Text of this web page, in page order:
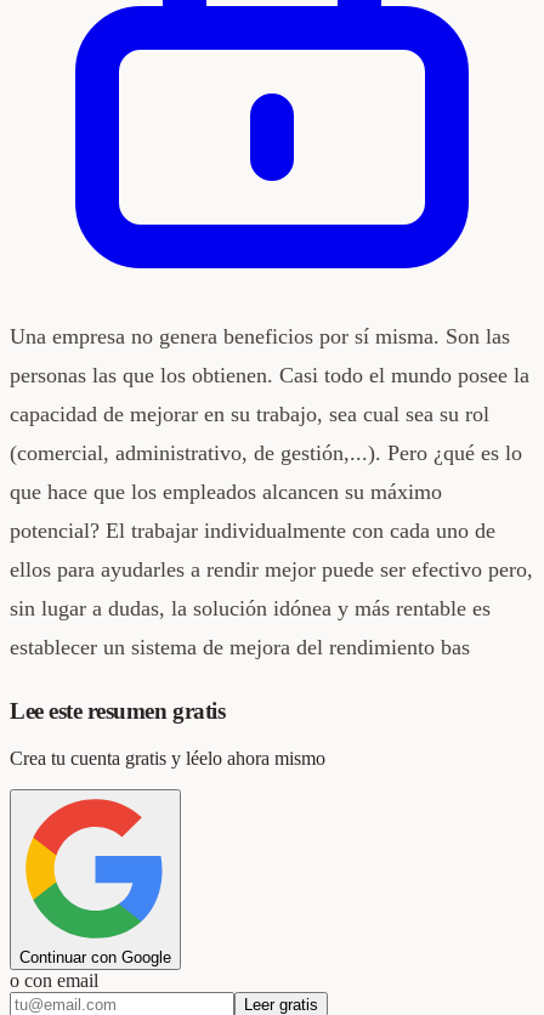
Una empresa no genera beneficios por sí misma. Son las
personas las que los obtienen. Casi todo el mundo posee la
capacidad de mejorar en su trabajo, sea cual sea su rol
(comercial, administrativo, de gestión,...). Pero ¿qué es lo
que hace que los empleados alcancen su máximo
potencial? El trabajar individualmente con cada uno de
ellos para ayudarles a rendir mejor puede ser efectivo pero,
sin lugar a dudas, la solución idónea y más rentable es
establecer un sistema de mejora del rendimiento bas
Lee este resumen gratis
Crea tu cuenta gratis y léelo ahora mismo
Continuar con Google
o con email
Leer gratis